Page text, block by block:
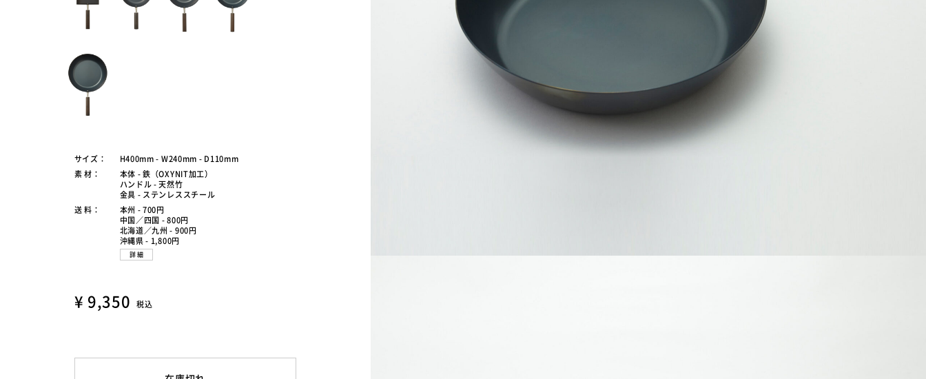
サイズ：
H400mm - W240mm - D110mm
素 材：
本体 - 鉄（OXYNIT加工）
ハンドル - 天然竹
金具 - ステンレススチール
送 料：
本州 - 700円
中国／四国 - 800円
北海道／九州 - 900円
沖縄県 - 1,800円
詳細
¥ 9,350 税込